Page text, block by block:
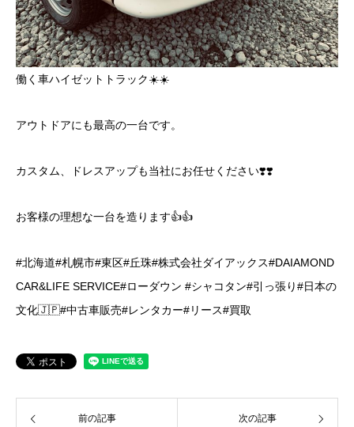
働く車ハイゼットトラック☀️☀️
アウトドアにも最高の一台です。
カスタム、ドレスアップも当社にお任せください❣️❣️
お客様の理想な一台を造ります👍👍
#北海道#札幌市#東区#丘珠#株式会社ダイアックス#DAIAMOND
CAR&LIFE SERVICE#ローダウン #シャコタン#引っ張り#日本の
文化🇯🇵#中古車販売#レンタカー#リース#買取
前の記事 次の記事